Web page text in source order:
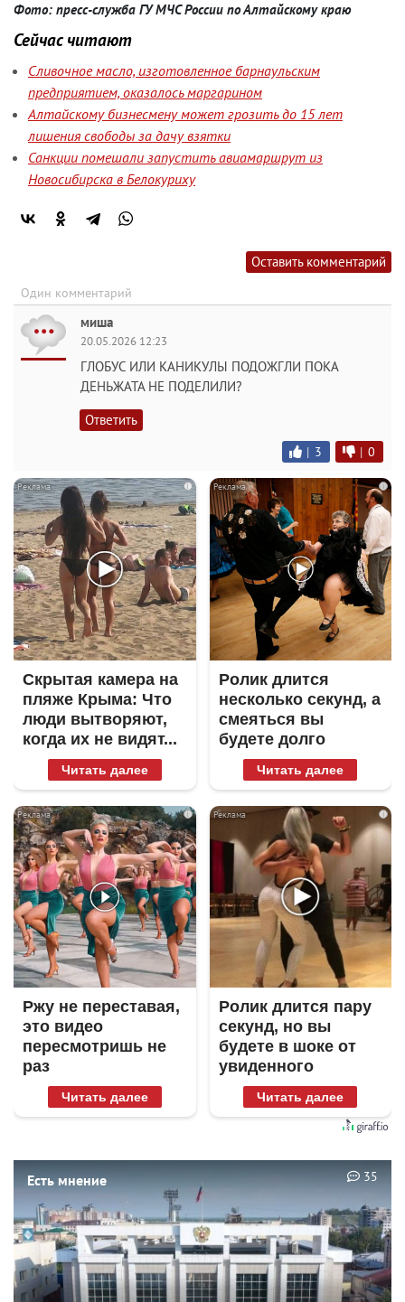
Фото: пресс-служба ГУ МЧС России по Алтайскому краю
Сейчас читают
Сливочное масло, изготовленное барнаульским
предприятием, оказалось маргарином
Алтайскому бизнесмену может грозить до 15 лет
лишения свободы за дачу взятки
Санкции помешали запустить авиамаршрут из
Новосибирска в Белокуриху
Оставить комментарий
Один комментарий
миша
20.05.2026 12:23
ГЛОБУС ИЛИ КАНИКУЛЫ ПОДОЖГЛИ ПОКА
ДЕНЬЖАТА НЕ ПОДЕЛИЛИ?
Ответить
| 3 | 0
i
Скрытая камера на
пляже Крыма: Что
люди вытворяют,
когда их не видят...
Читать далее
i
Ролик длится
несколько секунд, а
смеяться вы
будете долго
Читать далее
i
Ржу не переставая,
это видео
пересмотришь не
раз
Читать далее
i
Ролик длится пару
секунд, но вы
будете в шоке от
увиденного
Читать далее
Есть мнение 35